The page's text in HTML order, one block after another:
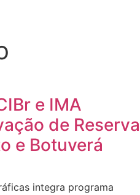
e IMA
de Reserva
e Botuverá
integra programa